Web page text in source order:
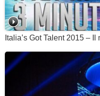
Italia’s Got Talent 2015 –